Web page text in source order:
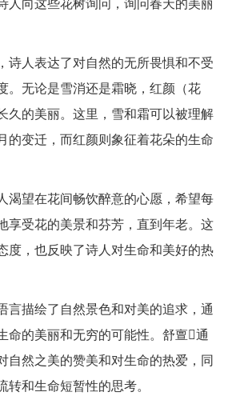
诗人表达了对自然的无所畏惧和不受
。无论是雪消还是霜晓，红颜（花
久的美丽。这里，雪和霜可以被理解
的变迁，而红颜则象征着花朵的生命
渴望在花间畅饮醉意的心愿，希望每
享受花的美景和芬芳，直到年老。这
度，也反映了诗人对生命和美好的热
言描绘了自然景色和对美的追求，通
命的美丽和无穷的可能性。舒亶通
自然之美的赞美和对生命的热爱，同
和生命短暂性的思考。